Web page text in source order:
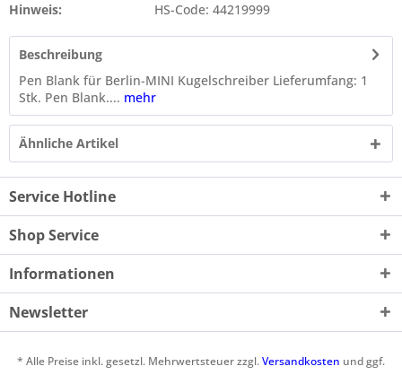
Hinweis:
HS-Code: 44219999
Beschreibung
Pen Blank für Berlin-MINI Kugelschreiber Lieferumfang: 1
Stk. Pen Blank.... mehr
Ähnliche Artikel
Service Hotline
Shop Service
Informationen
Newsletter
* Alle Preise inkl. gesetzl. Mehrwertsteuer zzgl.Versandkosten und ggf.